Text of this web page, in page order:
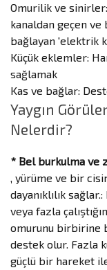
Omurilik ve
kanaldan geçen ve
bağlayan 'elektrik
Küçük eklemler:
sağlamak
Kas ve bağlar:
Yaygın
Nelerdir?
* Bel burkulma ve
, yürüme ve bir
dayanıklılık
veya fazla
omurunu birbirine
destek olur. Fazla
güçlü bir hareket